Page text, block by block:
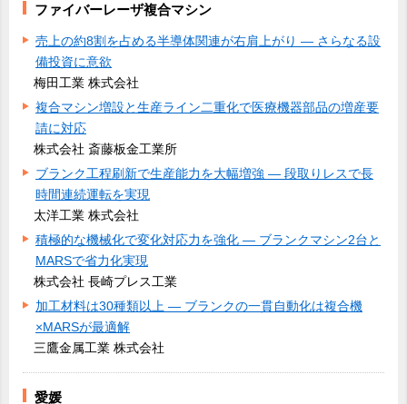
ファイバーレーザ複合マシン
売上の約8割を占める半導体関連が右肩上がり ― さらなる設
備投資に意欲
梅田工業 株式会社
複合マシン増設と生産ライン二重化で医療機器部品の増産要
請に対応
株式会社 斎藤板金工業所
ブランク工程刷新で生産能力を大幅増強 ― 段取りレスで長
時間連続運転を実現
太洋工業 株式会社
積極的な機械化で変化対応力を強化 ― ブランクマシン2台と
MARSで省力化実現
株式会社 長崎プレス工業
加工材料は30種類以上 ― ブランクの一貫自動化は複合機
×MARSが最適解
三鷹金属工業 株式会社
愛媛